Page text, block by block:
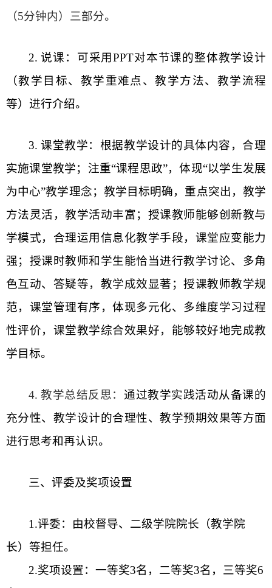
（5分钟内）三部分。
2.说课：可采用PPT对本节课的整体教学设计
（教学目标、教学重难点、教学方法、教学流程
等）进行介绍。
3.课堂教学：根据教学设计的具体内容，合理
实施课堂教学；注重“课程思政”，体现“以学生发展
为中心”教学理念；教学目标明确，重点突出，教学
方法灵活，教学活动丰富；授课教师能够创新教与
学模式，合理运用信息化教学手段，课堂应变能力
强；授课时教师和学生能恰当进行教学讨论、多角
色互动、答疑等，教学成效显著；授课教师教学规
范，课堂管理有序，体现多元化、多维度学习过程
性评价，课堂教学综合效果好，能够较好地完成教
学目标。
4.教学总结反思： 通过教学实践活动从备课的
充分性、教学设计的合理性、教学预期效果等方面
进行思考和再认识。
三、评委及奖项设置
1.评委：由校督导、二级学院院长（教学院
长）等担任。
2.奖项设置：一等奖3名，二等奖3名，三等奖6